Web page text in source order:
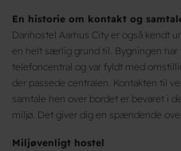
En historie om kontakt og
Danhostel Aarhus City er også kendt
en helt særlig grund til. Bygningen har
telefoncentral og var fyldt med
der passede centralen. Kontakten til
samtale hen over bordet er bevaret i
miljø. Det giver dig en spændende
Miljøvenligt hostel